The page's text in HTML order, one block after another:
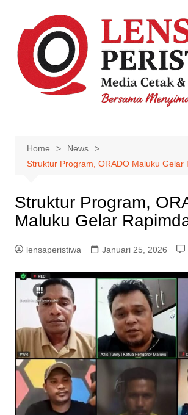
content
Home
News
Struktur Program, ORADO Maluku Gelar
Struktur Program,
Maluku Gelar
lensaperistiwa Januari 25, 2026